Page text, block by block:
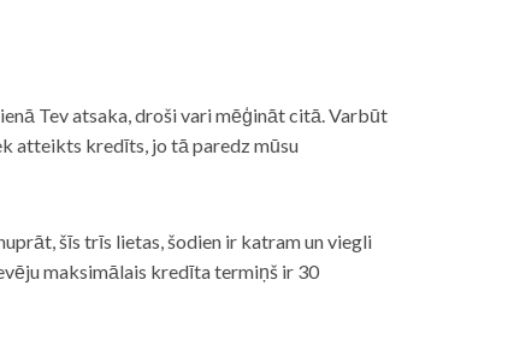
Tev atsaka, droši vari mēģināt citā. Varbūt
atteikts kredīts, jo tā paredz mūsu
šīs trīs lietas, šodien ir katram un viegli
maksimālais kredīta termiņš ir 30